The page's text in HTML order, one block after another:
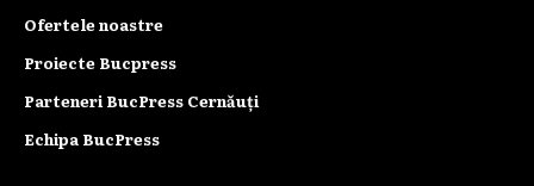
Ofertele noastre
Proiecte Bucpress
Parteneri BucPress Cernăuți
Echipa BucPress